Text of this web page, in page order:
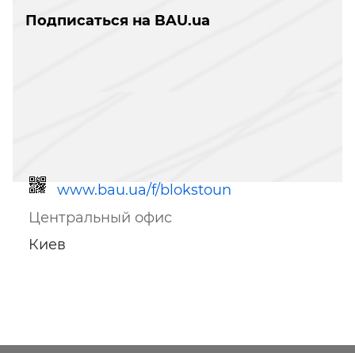
Подписаться на BAU.ua
www.bau.ua/f/blokstoun
Центральный офис
Киев